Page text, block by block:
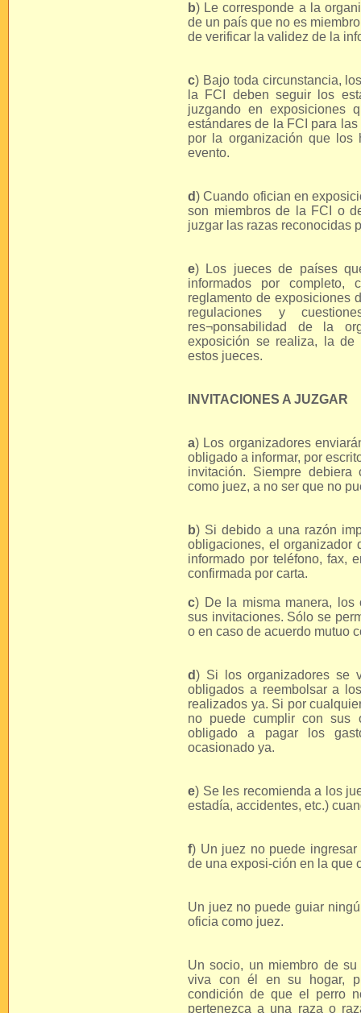
b) Le corresponde a la
de un país que no es
de verificar la validez de la
c) Bajo toda circunstancia,
la FCI deben seguir los
juzgando en exposiciones
estándares de la FCI para
por la organización que los
evento.
d) Cuando ofician en
son miembros de la FCI o
juzgar las razas reconocidas
e) Los jueces de países
informados por
reglamento de exposiciones
regulaciones y
res¬ponsabilidad de la
exposición se realiza, la de
estos jueces.
INVITACIONES A JUZGAR
a) Los organizadores
obligado a informar, por
invitación. Siempre
como juez, a no ser que no
b) Si debido a una razón
obligaciones, el organizador
informado por teléfono, fax,
confirmada por carta.
c) De la misma manera, los
sus invitaciones. Sólo se
o en caso de acuerdo mutuo
d) Si los organizadores se
obligados a reembolsar a
realizados ya. Si por
no puede cumplir con sus
obligado a pagar los
ocasionado ya.
e) Se les recomienda a los
estadía, accidentes, etc.)
f) Un juez no puede
de una exposi-ción en la que
Un juez no puede guiar
oficia como juez.
Un socio, un miembro de
viva con él en su hogar,
condición de que el perro
pertenezca a una raza o